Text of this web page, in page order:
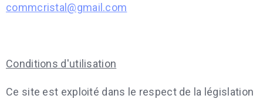
commcristal@gmail.com
Conditions d'utilisation
Ce site est exploité dans le respect de la législation